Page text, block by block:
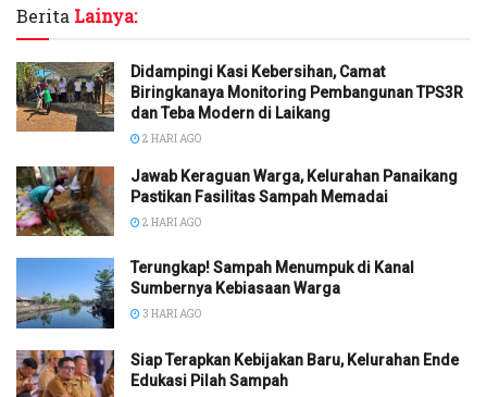
Berita Lainya:
Didampingi Kasi Kebersihan, Camat
Biringkanaya Monitoring Pembangunan TPS3R
dan Teba Modern di Laikang
2 HARI AGO
Jawab Keraguan Warga, Kelurahan Panaikang
Pastikan Fasilitas Sampah Memadai
2 HARI AGO
Terungkap! Sampah Menumpuk di Kanal
Sumbernya Kebiasaan Warga
3 HARI AGO
Siap Terapkan Kebijakan Baru, Kelurahan Ende
Edukasi Pilah Sampah